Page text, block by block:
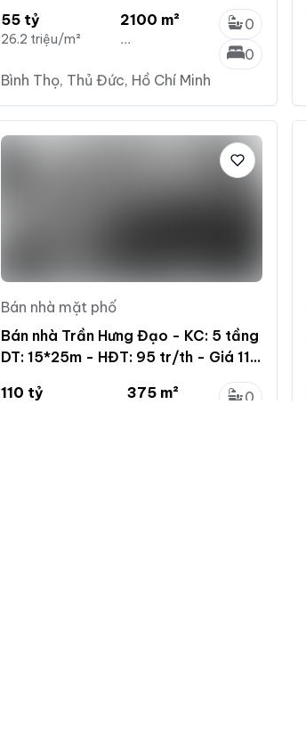
55 tỷ
26.2 triệu/m²
2100 m²
...
0
0
Bình Thọ, Thủ Đức, Hồ Chí Minh
Bán nhà mặt phố
Bán nhà Trần Hưng Đạo - KC: 5 tầng
DT: 15*25m - HĐT: 95 tr/th - Giá 110
110 tỷ
375 m²
0